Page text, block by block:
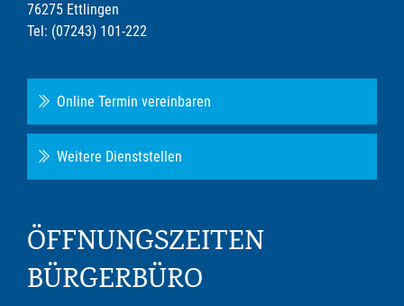
76275 Ettlingen
Tel: (07243) 101-222
Online Termin vereinbaren
Weitere Dienststellen
ÖFFNUNGSZEITEN
BÜRGERBÜRO